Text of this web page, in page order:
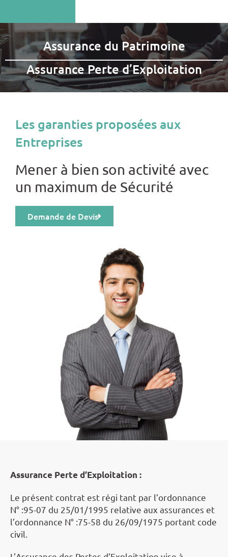
Assurance du Patrimoine
Assurance Perte d’Exploitation
Les garanties proposées aux
Entreprises
Mener à bien son activité avec
un maximum de Sécurité
Demande de Devis
Assurance Perte d’Exploitation :
Le présent contrat est régi tant par l’ordonnance
N° :95-07 du 25/01/1995 relative aux assurances et
l’ordonnance N° :75-58 du 26/09/1975 portant code
civil.